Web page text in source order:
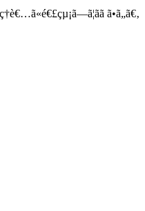
ã•ã„ã€‚